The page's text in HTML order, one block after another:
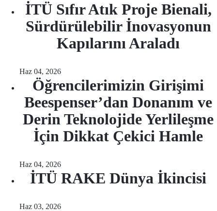
İTÜ Sıfır Atık Proje Bienali,
Sürdürülebilir İnovasyonun
Kapılarını Araladı
Haz 04, 2026
Öğrencilerimizin Girişimi
Beespenser’dan Donanım ve
Derin Teknolojide Yerlileşme
İçin Dikkat Çekici Hamle
Haz 04, 2026
İTÜ RAKE Dünya İkincisi
Haz 03, 2026